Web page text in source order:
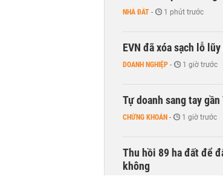
NHÀ ĐẤT - 1 phút trước
EVN đã xóa sạch lỗ
DOANH NGHIỆP - 1 giờ trước
Tự doanh sang tay
CHỨNG KHOÁN - 1 giờ trước
Thu hồi 89 ha đất để
không